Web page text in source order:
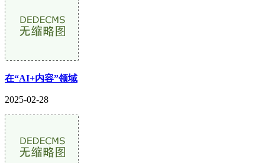
在“AI+内容”领域
2025-02-28